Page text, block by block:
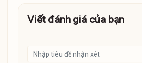
Viết đánh giá của bạn